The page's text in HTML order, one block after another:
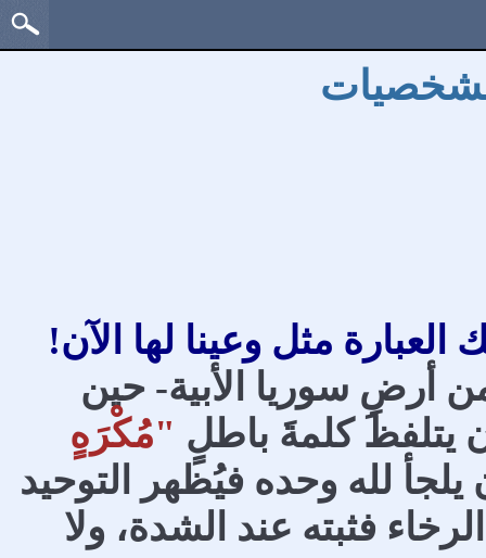
مثل وعينا لها الآن!
أرضِ سوريا الأبية- حين
يتلفظَ كلمةَ باطلٍ "مُكْرَهٍ
يلجأ لله وحده فيُظهر التوحيد
فثبته عند الشدة، ولا